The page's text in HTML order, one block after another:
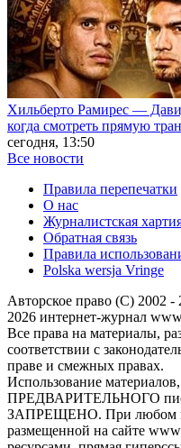
Хильберто Рамирес —
когда смотреть прямую
сегодня, 13:50
Все новости
Правила перепечатки
О нас
Журналистская
Обратная связь
Правила
Polska wersja Vringe
Авторское право (С) 2002
2026 интернет-журнал
Все права на материалы,
соответствии с
праве и смежных правах.
Использование
ПРЕДВАРИТЕЛЬНОГО
ЗАПРЕЩЕНО. При любом
размещенной на сайте